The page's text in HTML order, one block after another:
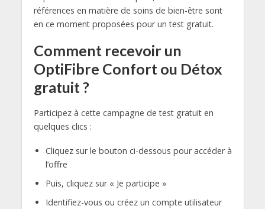
références en matière de soins de bien-être sont
en ce moment proposées pour un test gratuit.
Comment recevoir un
OptiFibre Confort ou Détox
gratuit ?
Participez à cette campagne de test gratuit en
quelques clics :
Cliquez sur le bouton ci-dessous pour accéder à
l’offre
Puis, cliquez sur « Je participe »
Identifiez-vous ou créez un compte utilisateur